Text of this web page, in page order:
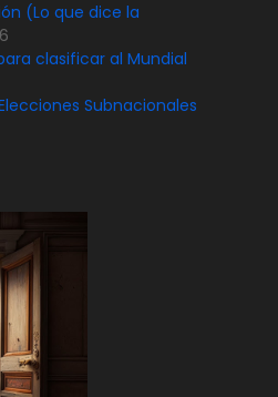
(Lo que dice la
clasificar al Mundial
Subnacionales